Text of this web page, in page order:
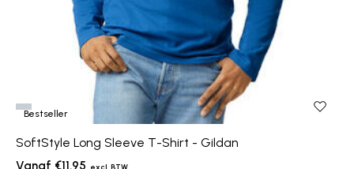
Bestseller
SoftStyle Long Sleeve T-Shirt - Gildan
€11.95